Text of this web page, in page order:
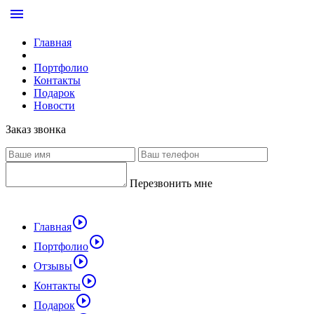
menu
Главная
Портфолио
Контакты
Подарок
Новости
Заказ звонка
Перезвонить мне
Главнаяplay_circle_outline
Портфолиоplay_circle_outline
Отзывыplay_circle_outline
Контактыplay_circle_outline
Подарокplay_circle_outline